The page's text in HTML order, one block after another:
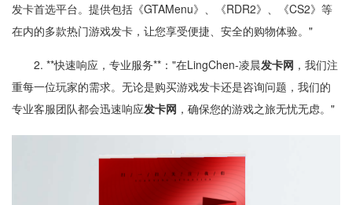
发卡首选平台。提供包括《GTAMenu》、《RDR2》、《CS2》等
在内的多款热门游戏发卡，让您享受便捷、安全的购物体验。"
2. **快速响应，专业服务**："在LingChen-凌晨发卡网 ，我们注
重每一位玩家的需求。无论是购买游戏发卡还是咨询问题，我们的
专业客服团队都会迅速响应发卡网 ，确保您的游戏之旅无忧无虑。"